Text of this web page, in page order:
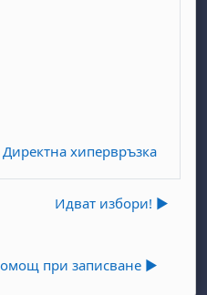
Директна хипервръзка
Идват избори! ▶︎
при записване ▶︎